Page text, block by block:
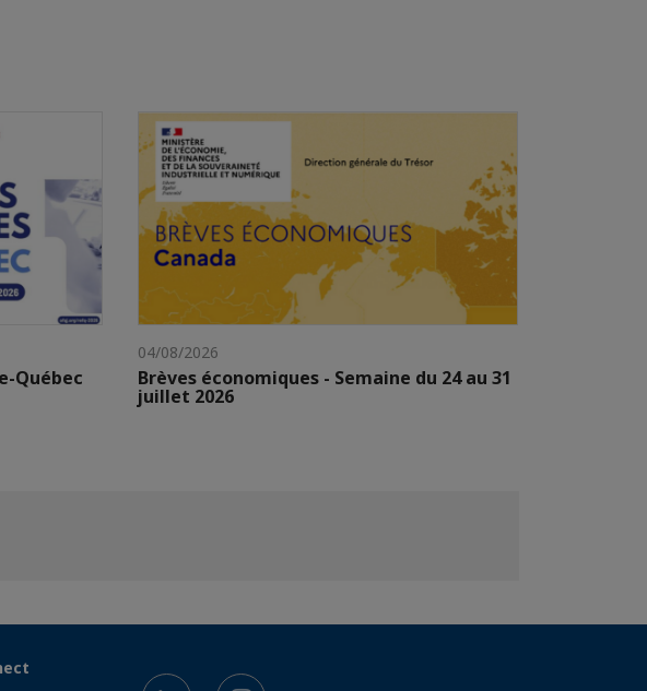
Québec
04/08/2026
Brèves économiques - Semaine du 24 au 31
juillet 2026